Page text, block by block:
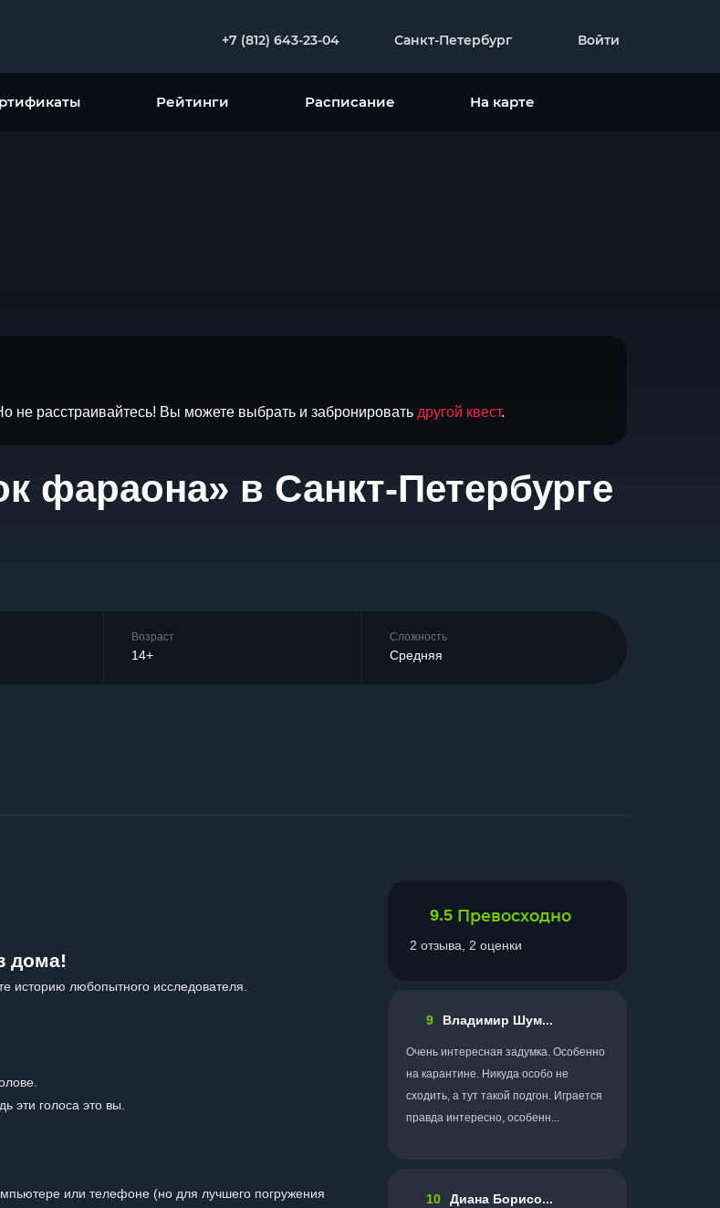
+7 (812) 643-23-04 Санкт-Петербург Войти
Рейтинги Расписание На карте
не расстраивайтесь! Вы можете выбрать и забронировать другой квест.
фараона» в Санкт-Петербурге
Возраст
14+
Сложность
Средняя
дома!
историю любопытного исследователя.
эти голоса это вы.
или телефоне (но для лучшего погружения
9.5 Превосходно
2 отзыва, 2 оценки
9 Владимир Шум...
Очень интересная задумка. Особенно
на карантине. Никуда особо не
сходить, а тут такой подгон. Играется
правда интересно, особенн...
10 Диана Борисо...